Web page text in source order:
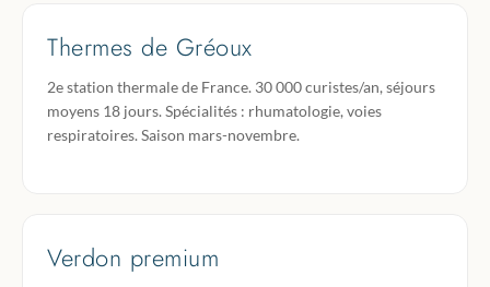
Thermes de Gréoux
2e station thermale de France. 30 000 curistes/an, séjours
moyens 18 jours. Spécialités : rhumatologie, voies
respiratoires. Saison mars-novembre.
Verdon premium